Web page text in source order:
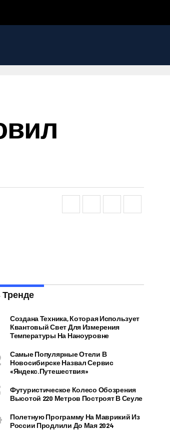
Тренде
Создана Техника, Которая Использует
Квантовый Свет Для Измерения
Температуры На Наноуровне
Самые Популярные Отели В
Новосибирске Назвал Сервис
«Яндекс.Путешествия»
Футуристическое Колесо Обозрения
Высотой 220 Метров Построят В Сеуле
Полетную Программу На Маврикий Из
России Продлили До Мая 2024